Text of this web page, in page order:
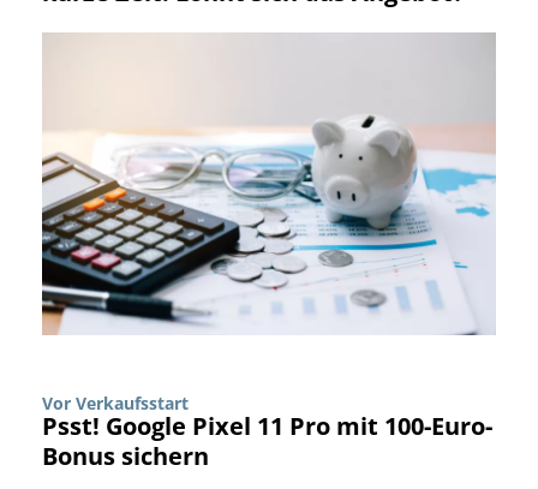
Vor Verkaufsstart
Psst! Google Pixel 11 Pro mit 100-Euro-
Bonus sichern